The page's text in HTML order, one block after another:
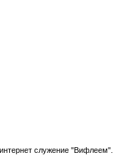
интернет служение "Вифлеем".